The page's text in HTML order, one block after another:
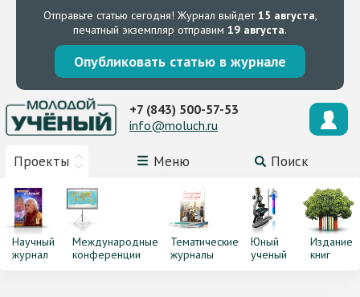
Отправьте статью сегодня! Журнал выйдет15 августа,
печатный экземпляр отправим 19 августа.
Опубликовать статью в журнале
Проекты Меню Поиск
+7 (843) 500-57-53
info@moluch.ru
Научный
журнал
Международные
конференции
Тематические
журналы
Юный
ученый
Издание
книг